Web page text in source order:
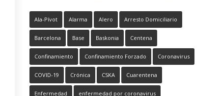
Ala-Pívot Alarma Alero Arresto Domiciliario
Barcelona Base Baskonia Centena
Confinamiento Confinamiento Forzado Coronavirus
COVID-19 Crónica CSKA Cuarentena
Enfermedad enfermedad por coronavirus